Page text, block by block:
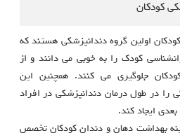
کودکان
اولین گروه دندانپزشکی هستند که
کودک را به خوبی می دانند و از
جلوگیری می کنند. همچنین این
را در طول درمان دندانپزشکی در افراد
ایجاد کند.
بهداشت دهان و دندان کودکان تخصص